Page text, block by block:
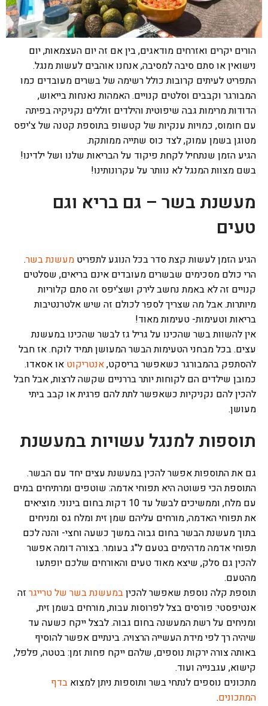
הורים יקרים ואזרחים מודאגים, בין אם זה יום העצמאות, יום
נישואין או סתם סיבה למסיבה, אנחנו אוהבים לעשות מנגל.
התפריט לעיתים קרובות כולל רשימה של בשרים מעובדים כמו
המבורגר וקבבים וסלטים קנויים. האמהות נאנחות בייאוש,
הדודות מרימות גבה שיפוטית והילדים זוללים נקניקיה בפיתה
עם חומוס, כמויות ענקיות של קטשופ בתוספת קטנה של צ'יפס
מטוגן בשמן עמוק, לצד כוס שתייה ממותקת.
הגיע הזמן שנתחיל לקחת פיקוד על הבריאות שלנו ושל ילדינו!
בשם מצוות המנגל לא נוותר על עקרונותינו!
מעשנת בשר – גם בריא וגם
טעים
הגיע הזמן לעשות קצת סדר בכל הנוגע לתפריט מעשנת בשר.
הרי כולם מסכימים שבשרים מעובדים אינם בריאים, שסלטים
קנויים זה לא באמת נחשב לירק ושצ'יפס זה סתם קלוריות
מיותרות. אבל מה שצריך לספר לכולם זה שיש אלטרנטיבות
בריאות וטעימות- טעימות מאוד!
אין להשוות בשר שהכינו על גריל גז לבשר שהכינו במעשנת
עצים. בכל מבחני הטעימות הבשר המעושן תמיד לוקח. אז חבל
להסתפק בהמבורגר כשאפשר בריסקט,אנטריקוט או אסאדו.
כמובן שילדים הם לקוחות יותר בררניים שקשה לרצות, אבל חבל
להכין להם נקניקיות כשאפשר לתת להם פרגית או קבב ביתי
מעושן.
תוספות למנגל עשויות במעשנת
גם את התוספות אפשר להכין במעשנת עצים יחד עם הבשר.
התוספת הכי פשוטה היא תפוחי אדמה: שוטפים ומרתיחים במים
עם מלח, וממשיכים לבשל עד 10 דקות בחום בינוני. מוציאים
את תפוחי האדמה, מורחים עליהם שמן זית ומלח גס ומניחים
בתוך מעשנת הבשר בחום גבוה במשך כשעה וחצי- והנה לכם
תפוחי אדמה מדהימים בטעם ל"ג בעומר. בצורה דומה אפשר
להכין גם סלק, שיצא מאוד טעים והאורחים שלכם יופתעו
מהטעם.
תוספת קלה נוספת שאפשר להכיןבמעשנת בשר של טרייגר זה
אנטיפסטי: פורסים בצל לפרוסות עבות, מורחים בשמן זית,
ומניחים על רשת המעשנה בחום גבוה. לבצל ייקח כשעה עד
שיהיה רך לפי מידת העשייה הרצויה. בינתיים אפשר להוסיף
באותה צורה ירקות נוספים, שלהם ייקח פחות זמן: בטטה, פלפל,
קישוא, עגבנייה ועוד.
מתכונים נוספים לנתחי בשר ותוספות ניתן למצוא בדף
המתכונים.